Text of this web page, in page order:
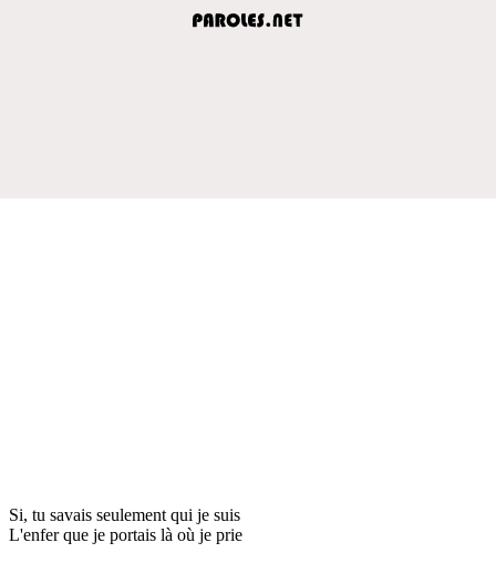
Si, tu savais seulement qui je suis
L'enfer que je portais là où je prie